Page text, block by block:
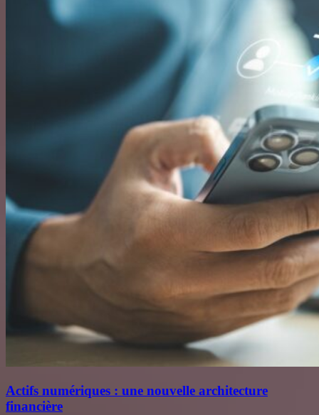
Actifs numériques : une nouvelle architecture
financière